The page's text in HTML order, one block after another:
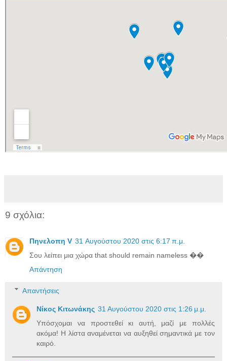
9 σχόλια:
Πηνελοπη V 31 Αυγούστου 2020 στις 6:17 π.μ.
Σου λείπει μια χώρα that should remain nameless ��
Απάντηση
Απαντήσεις
Νίκος Κιτωνάκης 31 Αυγούστου 2020 στις 1:26 μ.μ.
Υπόσχομαι να προστεθεί κι αυτή, μαζί με πολλές
ακόμα! Η λίστα αναμένεται να αυξηθεί σημαντικά με τον
καιρό.